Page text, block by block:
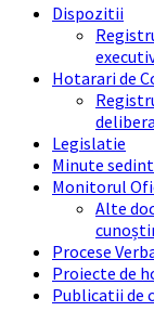
Dispozitii
Hotarari de
Legislatie
Minute
Monitorul
Alte
Procese
Proiecte de
Publicatii de